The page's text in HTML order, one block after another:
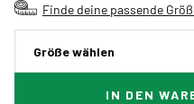
Finde deine passende
Größe wählen
IN DEN